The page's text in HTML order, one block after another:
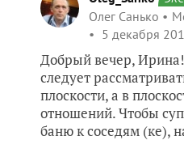
Олег Санько
5 декабря
Добрый вечер,
следует
плоскости, а в
отношений. Чтобы
баню к соседям (ке),